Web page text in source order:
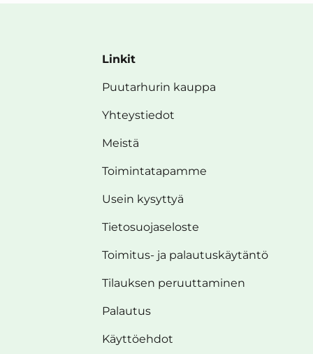
Linkit
Puutarhurin kauppa
Yhteystiedot
Meistä
Toimintatapamme
Usein kysyttyä
Tietosuojaseloste
Toimitus- ja palautuskäytäntö
Tilauksen peruuttaminen
Palautus
Käyttöehdot